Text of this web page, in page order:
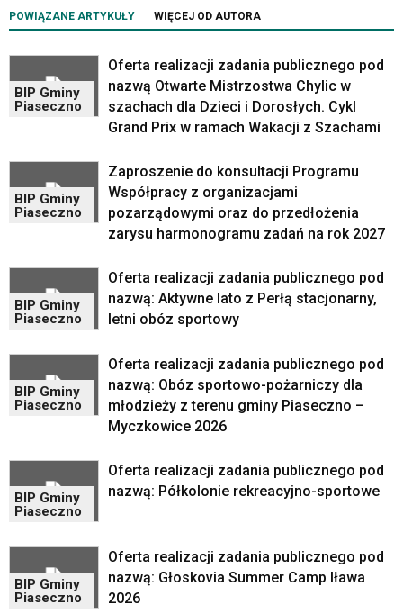
stronie
się
znajdować
powszechnie
używane
portalu
YouTube
Google
osadzane
ramek.
Elementy
klawiszy
strzałek
odpowiadających
skrótów
klawiaturowych
POWIĄZANE ARTYKUŁY WIĘCEJ OD AUTORA
BIP Gminy
Piaseczno
Oferta realizacji zadania publicznego pod
nazwą Otwarte Mistrzostwa Chylic w
szachach dla Dzieci i Dorosłych. Cykl
Grand Prix w ramach Wakacji z Szachami
BIP Gminy
Piaseczno
Zaproszenie do konsultacji Programu
Współpracy z organizacjami
pozarządowymi oraz do przedłożenia
zarysu harmonogramu zadań na rok 2027
BIP Gminy
Piaseczno
Oferta realizacji zadania publicznego pod
nazwą: Aktywne lato z Perłą stacjonarny,
letni obóz sportowy
BIP Gminy
Piaseczno
Oferta realizacji zadania publicznego pod
nazwą: Obóz sportowo-pożarniczy dla
młodzieży z terenu gminy Piaseczno –
Myczkowice 2026
BIP Gminy
Piaseczno
Oferta realizacji zadania publicznego pod
nazwą: Półkolonie rekreacyjno-sportowe
BIP Gminy
Piaseczno
Oferta realizacji zadania publicznego pod
nazwą: Głoskovia Summer Camp Iława
2026